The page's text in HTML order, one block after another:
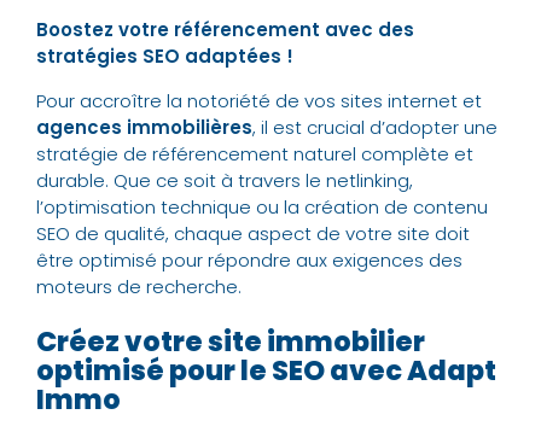
Boostez votre référencement avec des
stratégies SEO adaptées !
Pour accroître la notoriété de vos sites internet et
agences immobilières, il est crucial d’adopter une
stratégie de référencement naturel complète et
durable. Que ce soit à travers le netlinking,
l’optimisation technique ou la création de contenu
SEO de qualité, chaque aspect de votre site doit
être optimisé pour répondre aux exigences des
moteurs de recherche.
Créez votre site immobilier
optimisé pour le SEO avec Adapt
Immo